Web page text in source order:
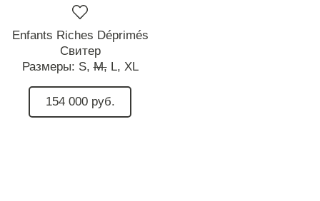
Enfants Riches Déprimés
Свитер
Размеры: S, M, L, XL
154 000 руб.